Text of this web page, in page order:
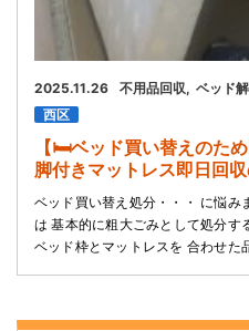
2025.11.26 不用品回収 ベッド
西区
【🛏️ベッド買い替えのた
脚付きマットレス即日回収
ベッド買い替え処分・・・ に悩み
は 基本的に粗大ごみとして処分す
ベッド枠とマットレスを 合わせた